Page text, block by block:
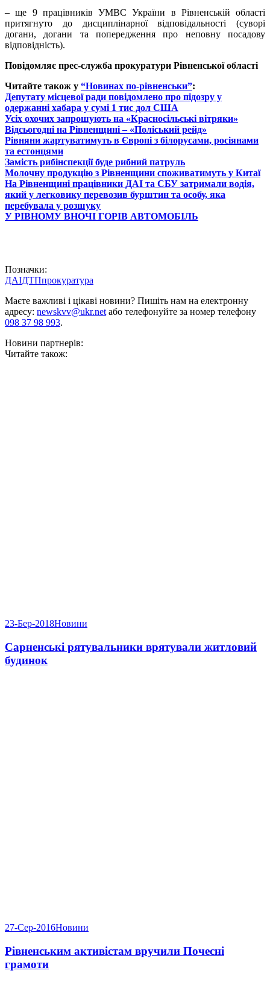
– ще 9 працівників УМВС України в Рівненській області
притягнуто до дисциплінарної відповідальності (суворі
догани, догани та попередження про неповну посадову
відповідність).
Повідомляє прес-служба прокуратури Рівненської області
Читайте також у “Новинах по-рівненськи”:
Депутату місцевої ради повідомлено про підозру у
одержанні хабара у сумі 1 тис дол США
Усіх охочих запрошують на «Красносільські вітряки»
Відсьогодні на Рівненщині – «Поліський рейд»
Рівняни жартуватимуть в Європі з білорусами, росіянами
та естонцями
Замість рибінспекції буде рибний патруль
Молочну продукцію з Рівненщини споживатимуть у Китаї
На Рівненщині працівники ДАІ та СБУ затримали водія,
який у легковику перевозив бурштин та особу, яка
перебувала у розшуку
У РІВНОМУ ВНОЧІ ГОРІВ АВТОМОБІЛЬ
Позначки:
ДАІДТПпрокуратура
Маєте важливі і цікаві новини? Пишіть нам на електронну
адресу: newskvv@ukr.netабо телефонуйте за номер телефону
098 37 98 993.
Новини партнерів:
Читайте також:
23-Бер-2018Новини
Сарненські рятувальники врятували житловий
будинок
27-Сер-2016Новини
Рівненським активістам вручили Почесні
грамоти